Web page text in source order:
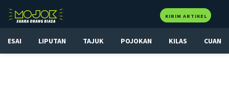
KIRIM ARTIKEL
ESAI LIPUTAN TAJUK POJOKAN KILAS CUAN